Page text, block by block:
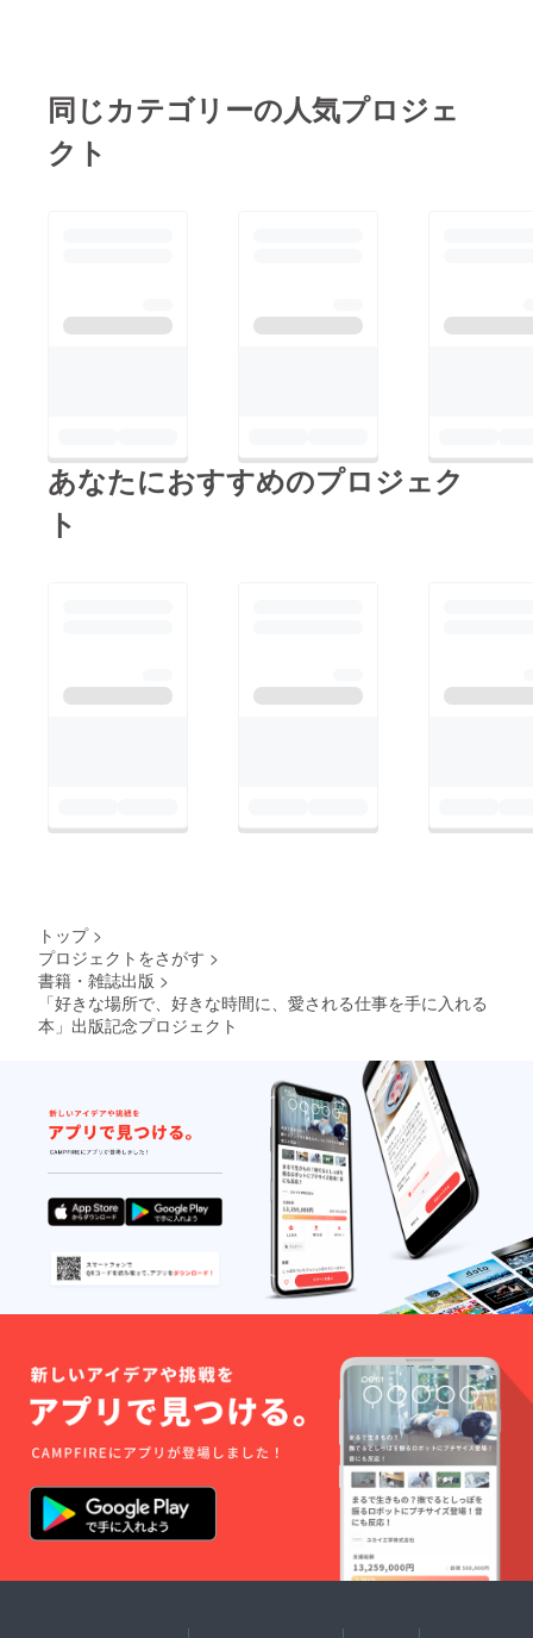
同じカテゴリーの人気プロジェ
クト
あなたにおすすめのプロジェク
ト
トップ >
プロジェクトをさがす >
書籍・雑誌出版 >
「好きな場所で、好きな時間に、愛される仕事を手に入れる
本」出版記念プロジェクト